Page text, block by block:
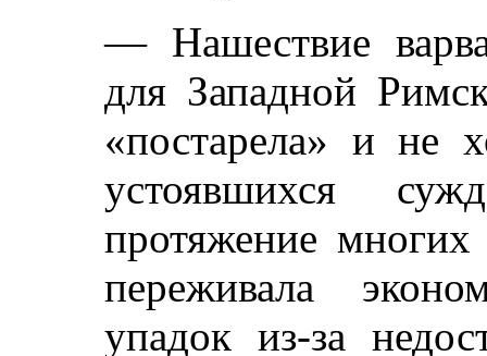
— Нашествие
для Западной
«постарела» и не
устоявшихся
протяжение многих
переживала
упадок из-за